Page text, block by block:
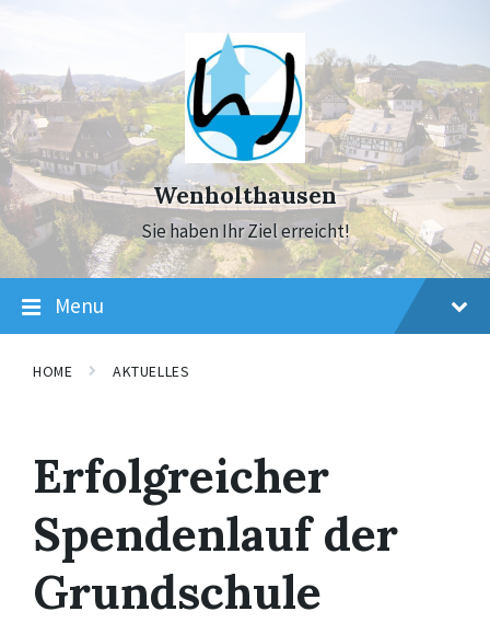
navigation
Wenholthausen
Sie haben Ihr Ziel erreicht!
Menu
HOME AKTUELLES
Erfolgreicher
Spendenlauf der
Grundschule